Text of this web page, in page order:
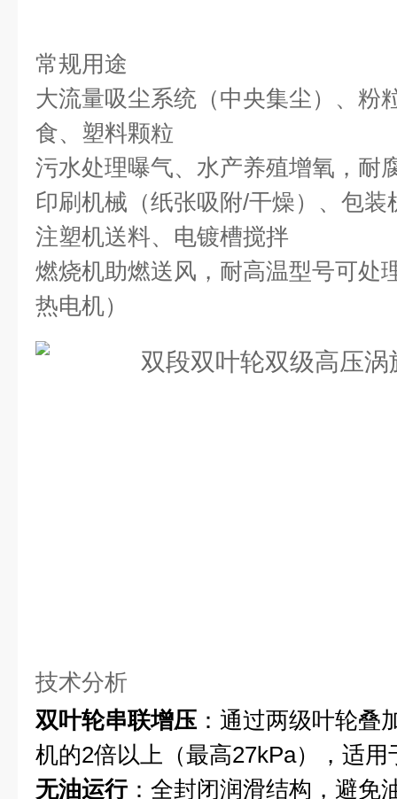
常规用途
大流量吸尘系统（中央集尘）、粉
食、塑料颗粒
污水处理曝气、水产养殖增氧，耐
印刷机械（纸张吸附/干燥）、包装
注塑机送料、电镀槽搅拌
燃烧机助燃送风，耐高温型号可处
热电机）
技术分析
双叶轮串联增压 ：通过两级叶轮叠
机的2倍以上（最高27kPa），适
无油运行 ：全封闭润滑结构，避免